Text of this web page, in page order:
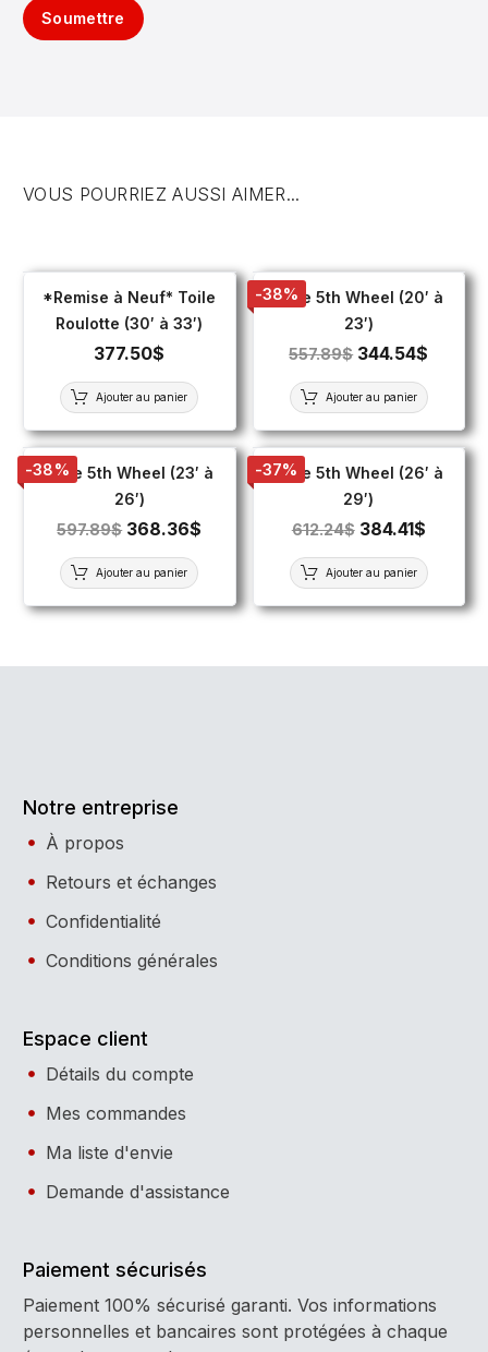
Soumettre
VOUS POURRIEZ AUSSI AIMER...
*Remise à Neuf* Toile
Roulotte (30′ à 33′)
377.50$
Ajouter au panier
-38%
Toile 5th Wheel (20′ à
23′)
557.89$ 344.54$
Ajouter au panier
-38%
Toile 5th Wheel (23′ à
26′)
597.89$ 368.36$
Ajouter au panier
-37%Toile 5th Wheel (26′ à
29′)
612.24$ 384.41$
Ajouter au panier
Notre entreprise
À propos
Retours et échanges
Confidentialité
Conditions générales
Espace client
Détails du compte
Mes commandes
Ma liste d'envie
Demande d'assistance
Paiement sécurisés
Paiement 100% sécurisé garanti. Vos informations
personnelles et bancaires sont protégées à chaque